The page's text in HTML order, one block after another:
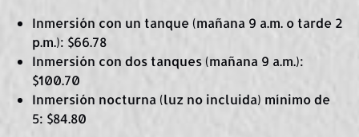
Inmersión con un tanque (mañana 9 a.m. o tarde 2
p.m.): $66.78
Inmersión con dos tanques (mañana 9 a.m.):
$100.70
Inmersión nocturna (luz no incluida) mínimo de
5: $84.80